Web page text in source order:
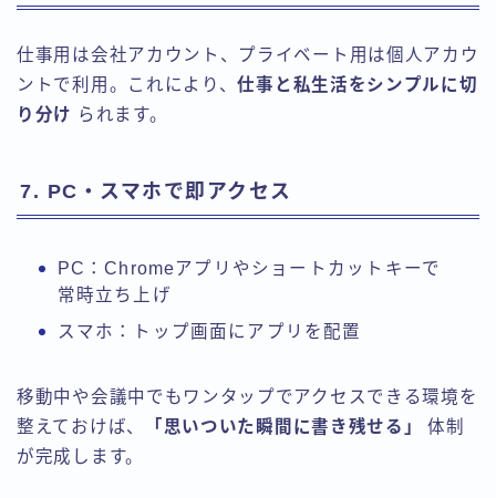
仕事用は会社アカウント、プライベート用は個人アカウ
ントで利用。これにより、仕事と私生活をシンプルに切
り分け られます。
7. PC・スマホで即アクセス
PC：Chromeアプリやショートカットキーで
常時立ち上げ
スマホ：トップ画面にアプリを配置
移動中や会議中でもワンタップでアクセスできる環境を
整えておけば、
「思いついた瞬間に書き残せる」
体制
が完成します。